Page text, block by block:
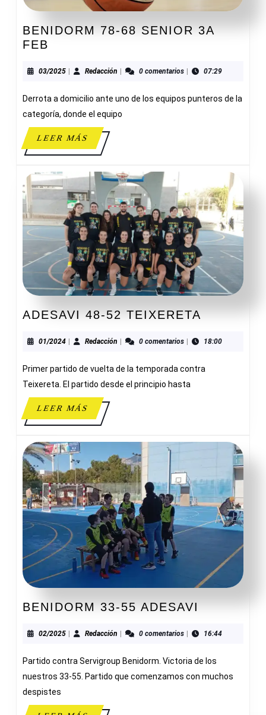
BENIDORM 78-68 SENIOR 3A
FEB
68
3A
FEB
03/202503/2025Redacción Redacción0 comentarios 07:29
Derrota a domicilio ante uno de los equipos punteros de la
categoría, donde el equipo
LEER MÁSLEER
MÁS
ADESAVI 48-52 TEIXERETA
52
01/202401/2024Redacción Redacción0 comentarios 18:00
Primer partido de vuelta de la temporada contra
Teixereta. El partido desde el principio hasta
LEER MÁSLEER
MÁS
BENIDORM 33-55 ADESAVI
55
02/202502/2025Redacción Redacción0 comentarios 16:44
Partido contra Servigroup Benidorm. Victoria de los
nuestros 33-55. Partido que comenzamos con muchos
despistes